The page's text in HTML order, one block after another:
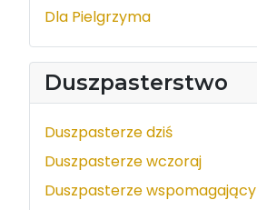
Dla Pielgrzyma
Duszpasterstwo
Duszpasterze dziś
Duszpasterze wczoraj
Duszpasterze wspomagający